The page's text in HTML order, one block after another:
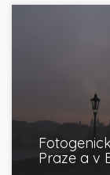
Praze a v